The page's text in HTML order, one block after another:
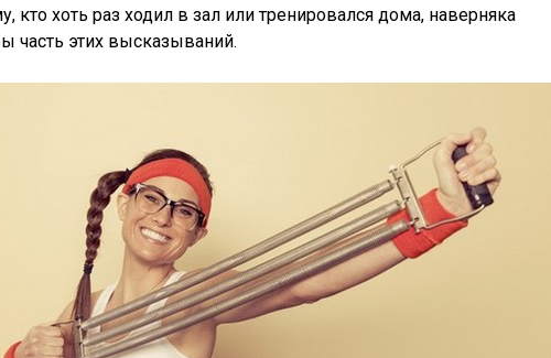
хоть раз ходил в зал или тренировался дома, наверняка
часть этих высказываний.